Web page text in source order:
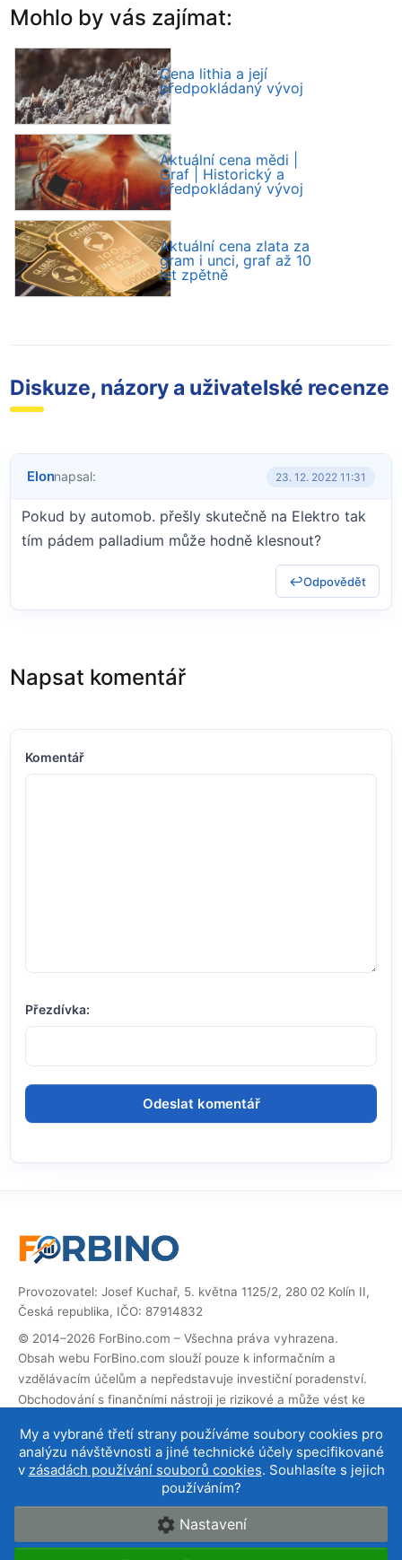
Mohlo by vás zajímat:
Cena lithia a její
předpokládaný vývoj
Aktuální cena mědi |
Graf | Historický a
předpokládaný vývoj
Aktuální cena zlata za
gram i unci, graf až 10
let zpětně
Diskuze, názory a uživatelské recenze
Elonnapsal: 23. 12. 2022 11:31
Pokud by automob. přešly skutečně na Elektro tak
tím pádem palladium může hodně klesnout?
Odpovědět
Napsat komentář
Komentář
Přezdívka:
My a vybrané třetí strany používáme soubory cookies pro
analýzu návštěvnosti a jiné technické účely specifikované
v zásadách používání souborů cookies. Souhlasíte s jejich
používáním?
Nastavení
Provozovatel: Josef Kuchař, 5. května 1125/2, 280 02 Kolín II,
Česká republika, IČO: 87914832
© 2014–2026 ForBino.com – Všechna práva vyhrazena.
Obsah webu ForBino.com slouží pouze k informačním a
vzdělávacím účelům a nepředstavuje investiční poradenství.
Obchodování s finančními nástroji je rizikové a může vést ke
Web obsahuje partnerské (affiliate) odkazy. Pokud přes ně
provedete registraci, obdržíme provizi, díky které můžeme web
provozovat a dále rozvíjet. Na cenu služby pro vás to nemá
O nás | Kontakt | Podmínky používání |
Cookies a